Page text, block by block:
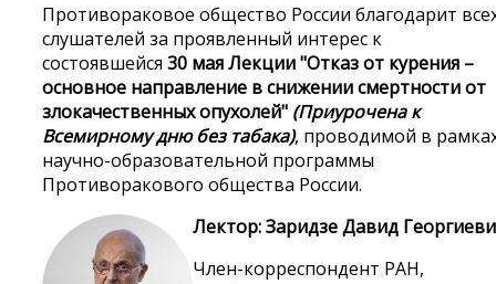
Противораковое общество России благодарит
слушателей за проявленный интерес к
состоявшейся 30 маяЛекции"Отказ от курения –
основное направление в снижении смертности от
злокачественных опухолей" (Приурочена к
Всемирному дню без табака), проводимой в
научно-образовательной программы
Противоракового общества России.
Лектор: Заридзе Давид
Член-корреспондент РАН,